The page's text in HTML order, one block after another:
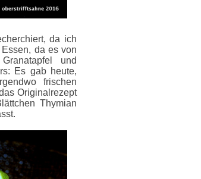
da ich
da es von
und
Es gab heute,
frischen
Originalrezept
Thymian